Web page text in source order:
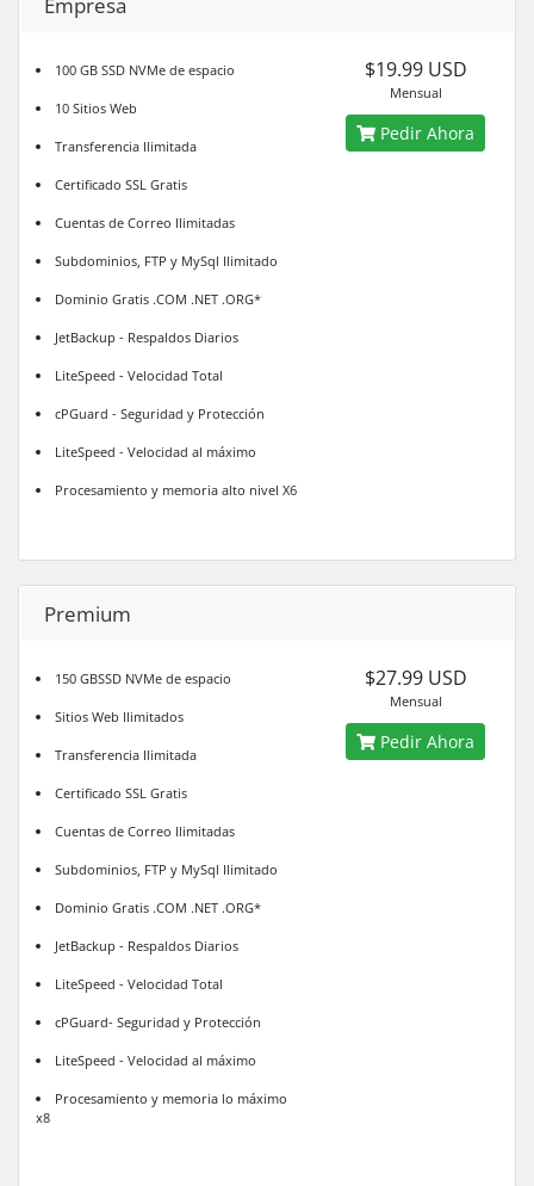
100 GB SSD NVMe de espacio
10 Sitios Web
Transferencia Ilimitada
Certificado SSL Gratis
Cuentas de Correo Ilimitadas
Subdominios, FTP y MySql Ilimitado
Dominio Gratis .COM .NET .ORG*
JetBackup - Respaldos Diarios
LiteSpeed - Velocidad Total
cPGuard - Seguridad y Protección
LiteSpeed - Velocidad al máximo
Procesamiento y memoria alto nivel X6
$19.99 USD
Mensual
Pedir Ahora
Premium
150 GBSSD NVMe de espacio
Sitios Web Ilimitados
Transferencia Ilimitada
Certificado SSL Gratis
Cuentas de Correo Ilimitadas
Subdominios, FTP y MySql Ilimitado
Dominio Gratis .COM .NET .ORG*
JetBackup - Respaldos Diarios
LiteSpeed - Velocidad Total
cPGuard- Seguridad y Protección
LiteSpeed - Velocidad al máximo
Procesamiento y memoria lo máximo
x8
$27.99 USD
Mensual
Pedir Ahora